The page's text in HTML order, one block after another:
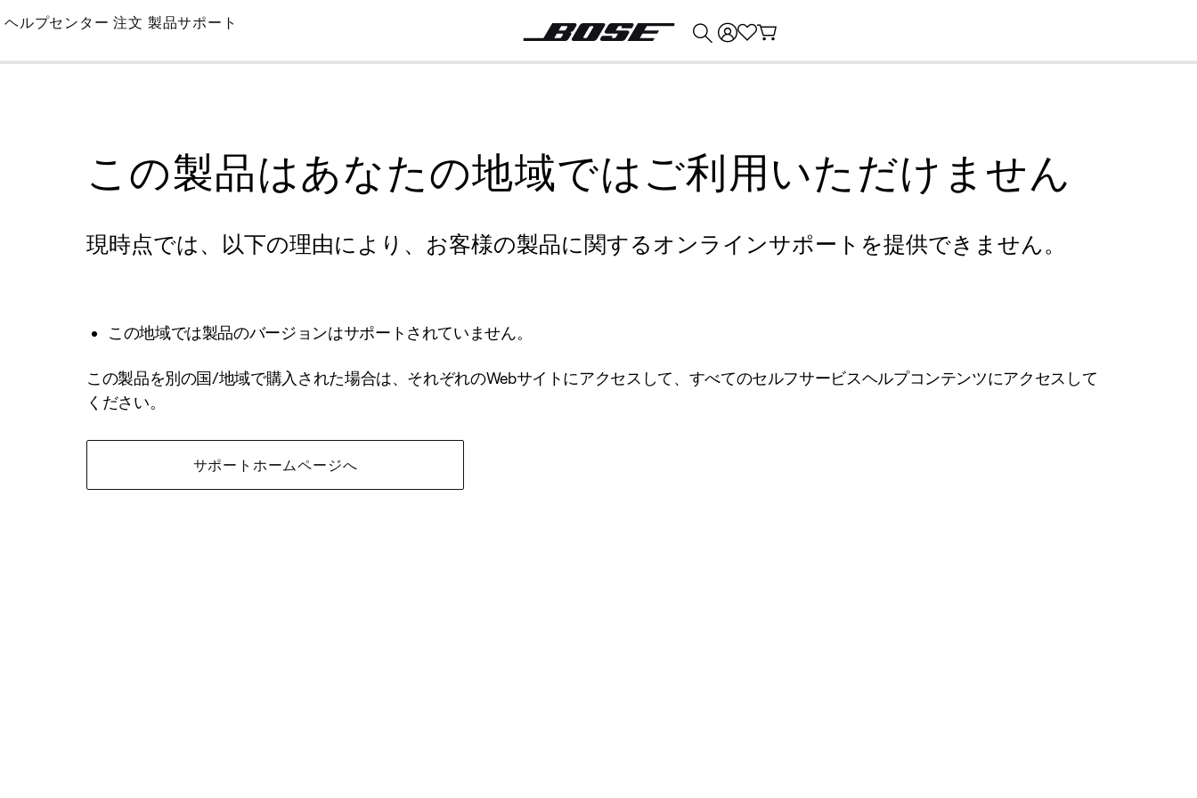
Skip
Main
ヘルプセンター 注文 製品サポート
この製品はあなたの地域ではご利用いただけません
現時点では、以下の理由により、お客様の製品に関するオンラインサポートを提供できません。
この地域では製品のバージョンはサポートされていません。
この製品を別の国/地域で購入された場合は、それぞれのWebサイトにアクセスして、すべてのセルフサービスヘルプコンテンツにアクセスして
ください。
サポートホームページへ